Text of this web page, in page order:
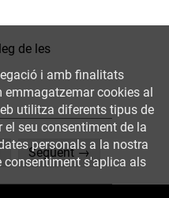
de les
Següent →
i amb finalitats
emmagatzemar cookies al
utilitza diferents tipus de
el seu consentiment de la
personals a la nostra
consentiment s'aplica als